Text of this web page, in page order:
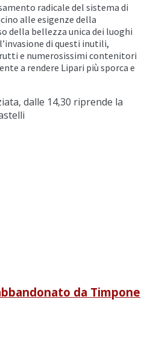
radicale del sistema di
alle esigenze della
della bellezza unica dei luoghi
di questi inutili,
e numerosissimi contenitori
a rendere Lipari più sporca e
da Timpone